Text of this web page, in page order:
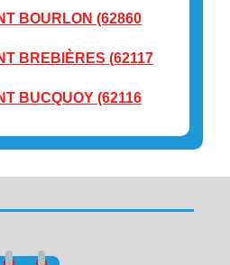
BOURLON (62860
BREBIÈRES (62117
BUCQUOY (62116